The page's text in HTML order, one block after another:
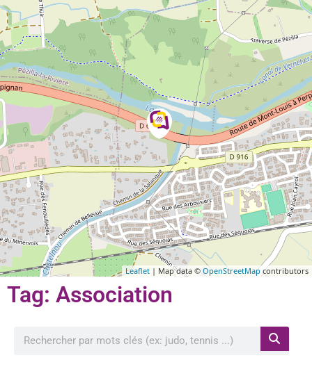
Leaflet | Map data © OpenStreetMap contributors
Tag: Association